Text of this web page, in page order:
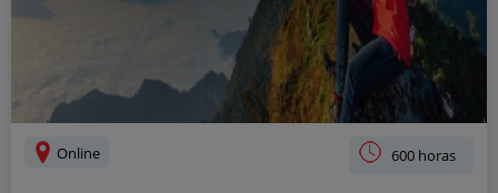
Online 600 horas